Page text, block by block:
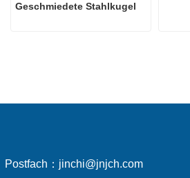
Geschmiedete Stahlkugel
Postfach： jinchi@jnjch.com